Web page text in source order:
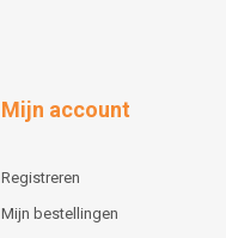
Mijn account
Registreren
Mijn bestellingen